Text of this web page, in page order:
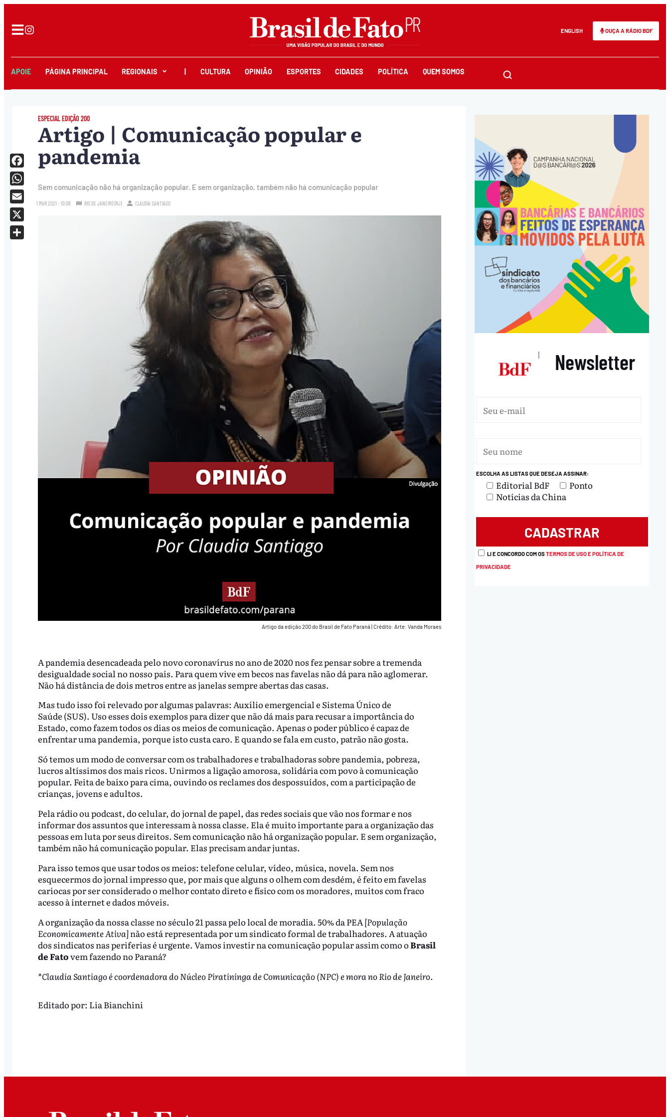
ENGLISH OUÇA A RÁDIO BDF
APOIE PÁGINA PRINCIPAL REGIONAIS CULTURA OPINIÃO ESPORTES CIDADES POLÍTICA QUEM SOMOS
ESPECIAL EDIÇÃO 200
Artigo | Comunicação popular e
pandemia
Sem comunicação não há organização popular. E sem organização, também não há comunicação popular
1.MAR.2021 - 10:08 RIO DE JANEIRO (RJ) CLAUDIA SANTIAGO
Artigo da edição 200 do Brasil de Fato Paraná |Crédito: Arte: Vanda Moraes
A pandemia desencadeada pelo novo coronavírus no ano de 2020 nos fez pensar sobre a tremenda
desigualdade social no nosso país. Para quem vive em becos nas favelas não dá para não aglomerar.
Não há distância de dois metros entre as janelas sempre abertas das casas.
Mas tudo isso foi relevado por algumas palavras: Auxílio emergencial e Sistema Único de
Saúde (SUS). Uso esses dois exemplos para dizer que não dá mais para recusar a importância do
Estado, como fazem todos os dias os meios de comunicação. Apenas o poder público é capaz de
enfrentar uma pandemia, porque isto custa caro. E quando se fala em custo, patrão não gosta.
Só temos um modo de conversar com os trabalhadores e trabalhadoras sobre pandemia, pobreza,
lucros altíssimos dos mais ricos. Unirmos a ligação amorosa, solidária com povo à comunicação
popular. Feita de baixo para cima, ouvindo os reclames dos despossuídos, com a participação de
crianças, jovens e adultos.
Pela rádio ou podcast, do celular, do jornal de papel, das redes sociais que vão nos formar e nos
informar dos assuntos que interessam à nossa classe. Ela é muito importante para a organização das
pessoas em luta por seus direitos. Sem comunicação não há organização popular. E sem organização,
também não há comunicação popular. Elas precisam andar juntas.
Para isso temos que usar todos os meios: telefone celular, vídeo, música, novela. Sem nos
esquecermos do jornal impresso que, por mais que alguns o olhem com desdém, é feito em favelas
cariocas por ser considerado o melhor contato direto e físico com os moradores, muitos com fraco
acesso à internet e dados móveis.
A organização da nossa classe no século 21 passa pelo local de moradia. 50% da PEA [População
Economicamente Ativa]não está representada por um sindicato formal de trabalhadores. A atuação
dos sindicatos nas periferias é urgente. Vamos investir na comunicação popular assim como oBrasil
de Fatovem fazendo no Paraná?
*Claudia Santiago é coordenadora do Núcleo Piratininga de Comunicação (NPC) e mora no Rio de Janeiro.
Facebook
WhatsApp
Email
X
Editado por: Lia Bianchini
| Newsletter
ESCOLHA AS LISTAS QUE DESEJA ASSINAR:
Editorial BdF
Ponto
Notícias da China
LI E CONCORDO COM OSTERMOS DE USO E POLÍTICA DE
PRIVACIDADE